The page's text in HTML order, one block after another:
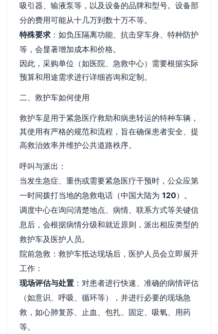
吸引器、输液泵等，以及设备的品牌和型号。设备部
分的费用可能从十几万到数十万不等。
特殊要求 ：如负压隔离功能、抗击穿车身、特种防护
等，会显著增加成本和价格。
因此，采购单位（如医院、急救中心）需要根据实际
预算和用途需求进行详细咨询和定制。
二、救护车如何使用
救护车是用于紧急医疗救助和病患转运的特种车辆，
其使用有严格的规范和流程，旨在确保患者安全、提
高救治效率并维护公共道路秩序。
呼叫与派出：
当发生急症、重伤或需要紧急医疗干预时，公众应第
一时间拨打当地的急救电话（中国大陆为 120）。
调度中心在询问清楚地点、病情、联系方式等关键信
息后，会根据病情分级和就近原则，派出相应类型的
救护车及医护人员。
院前急救：救护车抵达现场后，医护人员会立即展开
工作：
现场评估与处置 ：对患者进行快速、准确的病情评估
（如意识、呼吸、循环等），并进行必要的现场急
救，如心肺复苏、止血、包扎、固定、吸氧、用药
等。